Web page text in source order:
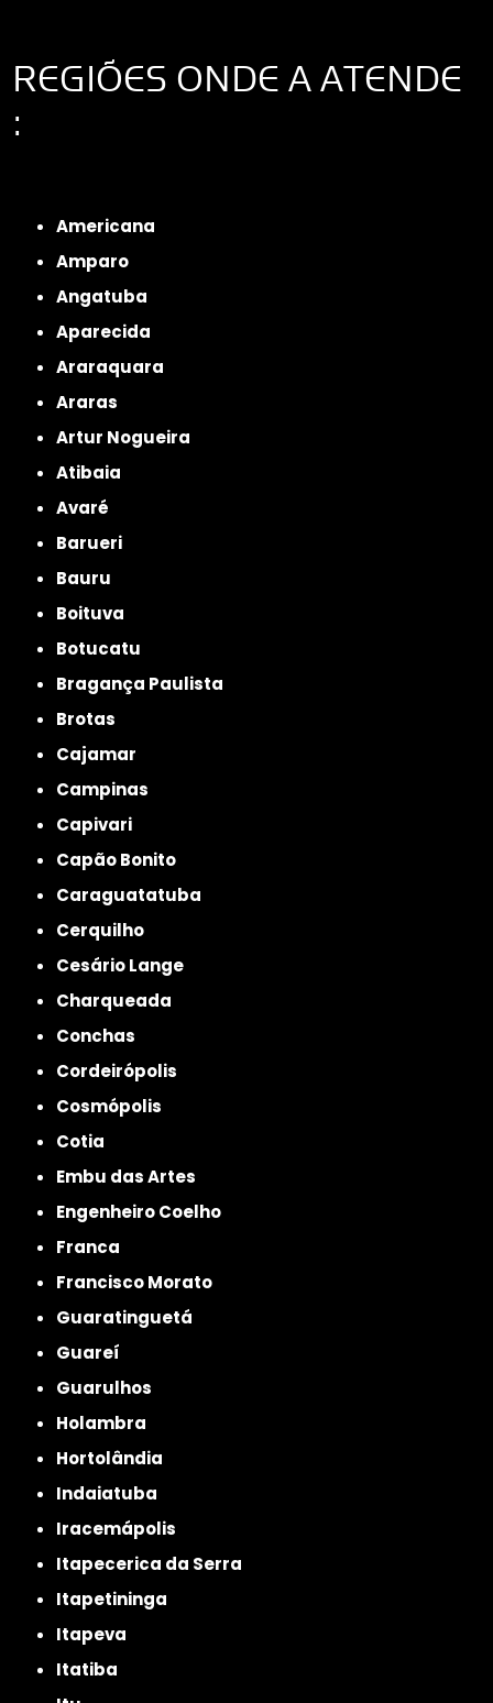
REGIÕES ONDE A ATENDE
:
Americana
Amparo
Angatuba
Aparecida
Araraquara
Araras
Artur Nogueira
Atibaia
Avaré
Barueri
Bauru
Boituva
Botucatu
Bragança Paulista
Brotas
Cajamar
Campinas
Capivari
Capão Bonito
Caraguatatuba
Cerquilho
Cesário Lange
Charqueada
Conchas
Cordeirópolis
Cosmópolis
Cotia
Embu das Artes
Engenheiro Coelho
Franca
Francisco Morato
Guaratinguetá
Guareí
Guarulhos
Holambra
Hortolândia
Indaiatuba
Iracemápolis
Itapecerica da Serra
Itapetininga
Itapeva
Itatiba